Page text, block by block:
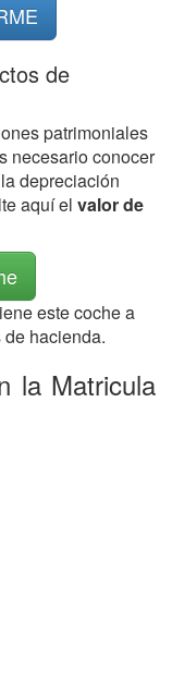
de
patrimoniales
necesario conocer
depreciación
aquí el valor de
este coche a
hacienda.
la Matricula